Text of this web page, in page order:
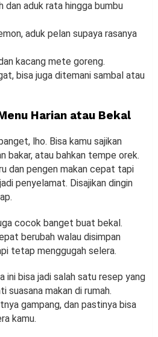
dan aduk rata hingga bumbu
aduk pelan supaya rasanya
kacang mete goreng.
bisa juga ditemani sambal atau
Harian atau Bekal
lho. Bisa kamu sajikan
bakar, atau bahkan tempe orek.
dan pengen makan cepat tapi
penyelamat. Disajikan dingin
cocok banget buat bekal.
berubah walau disimpan
tetap menggugah selera.
ini bisa jadi salah satu resep yang
suasana makan di rumah.
gampang, dan pastinya bisa
kamu.